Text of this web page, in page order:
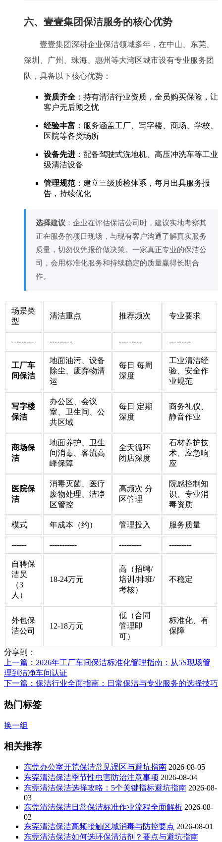
六、壹壹集团保洁服务的核心优势
壹壹集团深耕企业保洁领域多年，在中山、东莞、
深圳、广州、珠海、惠州等大湾区城市设有专业服务团
队，具备以下核心优势：
资质齐全 ：持有清洁行业资质，全员购买保险，让
客户无后顾之忧
经验丰富 ：服务涵盖工厂、写字楼、商场、学校、
医院等各类场所
设备先进 ：配备驾驶式洗地机、高压冲洗车等工业
级清洁设备
管理规范：建立三级质检体系，每月出具服务报
告，持续优化
选择建议 ：企业在评估保洁公司时，建议实地考察其
正在服务的项目现场，与现有客户沟通了解真实服务
质量，切勿仅凭报价做决策。一家真正专业的保洁公
司，会用标准化服务和持续稳定的质量赢得长期合
作。
场景类
型
清洁重点 推荐频次 专业要求
--------- --------- --------- ---------
工厂车
间保洁
地面油污、设备
除尘、废弃物清
运
每日 每周
深度
工业清洁经
验、安全作
业规范
写字楼
保洁
办公区、会议
室、卫生间、公
共区域
每日 定期
深度
商务礼仪、
静音作业
商场保
洁
地面养护、卫生
间消毒、客流高
峰保障
全天循环
闭店深度
石材养护技
术、应急响
应
医院保
洁
消毒灭菌、医疗
废物处理、洁净
区管控
高频次 分
区管理
院感控制知
识、专业消
毒资质
模式 年成本（约） 管理投入 服务质量
------ ----------- --------- ---------
自聘保
洁员
（3
人）
18-24万元
高（招聘/
培训/排班/
考核）
不稳定
外包保
洁公司
12-18万元
低（合同
管理即
可）
标准化、有
保障
分享到：
上一篇 ：2026年工厂车间保洁标准化管理指南：从5S现场管
理到洁净车间认证
下一篇 ：保洁行业全面指南：日常保洁与专业服务的选择技巧
热门标签
换一组
相关推荐
东莞办公室开荒保洁常见误区与避坑指南 2026-08-05
东莞清洁保洁季节性虫害防治注意事项 2026-08-04
东莞清洁保洁选择攻略：5个关键指标避坑指南 2026-08-
03
东莞清洁保洁日常保洁标准作业流程全面解析 2026-08-
02
东莞清洁保洁高频接触区域消毒与防控要点 2026-08-01
东莞清洁保洁如何选环保清洁剂？要点与避坑指南